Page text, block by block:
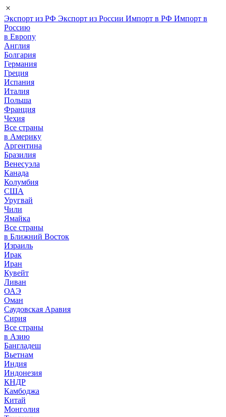
Экспорт из РФ Экспорт из России Импорт в РФ Импорт в
Россию
в Европу
Англия
Болгария
Германия
Греция
Испания
Италия
Польша
Франция
Чехия
Все страны
в Америку
Аргентина
Бразилия
Венесуэла
Канада
Колумбия
США
Уругвай
Чили
Ямайка
Все страны
в Ближний Восток
Израиль
Ирак
Иран
Кувейт
Ливан
ОАЭ
Оман
Саудовская Аравия
Сирия
Все страны
в Азию
Бангладеш
Вьетнам
Индия
Индонезия
КНДР
Камбоджа
Китай
Монголия